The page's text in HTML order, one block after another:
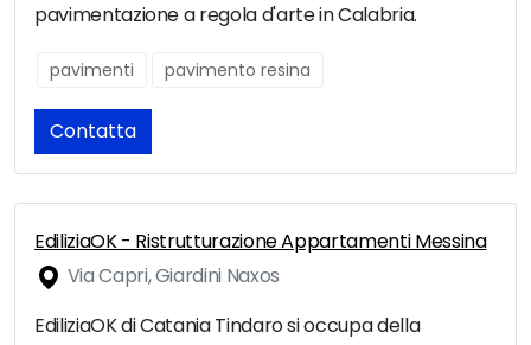
pavimentazione a regola d'arte in Calabria.
pavimenti pavimento resina
Contatta
EdiliziaOK - Ristrutturazione Appartamenti Messina
Via Capri, Giardini Naxos
EdiliziaOK di Catania Tindaro si occupa della